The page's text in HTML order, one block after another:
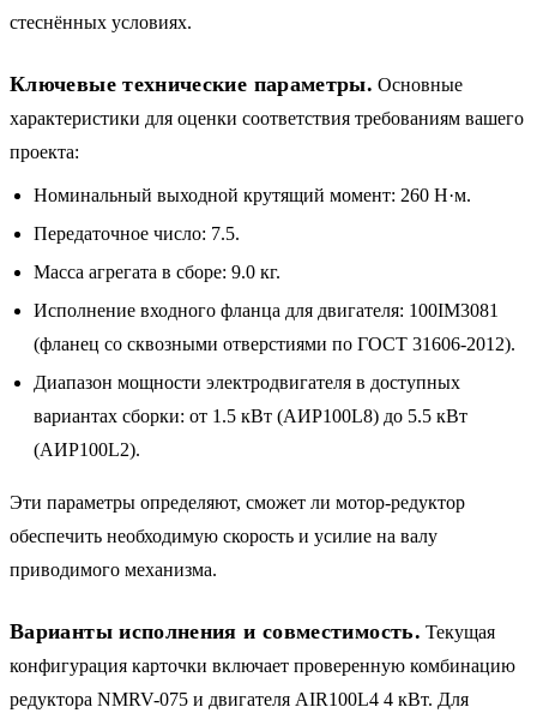
стеснённых условиях.
Ключевые технические параметры. Основные
характеристики для оценки соответствия требованиям вашего
проекта:
Номинальный выходной крутящий момент: 260 Н·м.
Передаточное число: 7.5.
Масса агрегата в сборе: 9.0 кг.
Исполнение входного фланца для двигателя: 100IM3081
(фланец со сквозными отверстиями по ГОСТ 31606-2012).
Диапазон мощности электродвигателя в доступных
вариантах сборки: от 1.5 кВт (АИР100L8) до 5.5 кВт
(АИР100L2).
Эти параметры определяют, сможет ли мотор-редуктор
обеспечить необходимую скорость и усилие на валу
приводимого механизма.
Варианты исполнения и совместимость. Текущая
конфигурация карточки включает проверенную комбинацию
редуктора NMRV-075 и двигателя AIR100L4 4 кВт. Для